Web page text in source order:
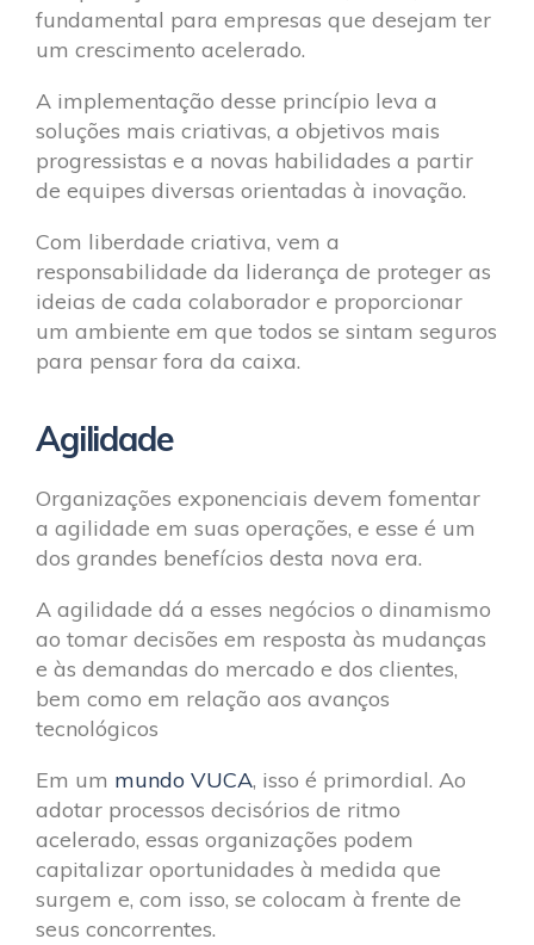
fundamental para empresas que desejam ter
um crescimento acelerado.
A implementação desse princípio leva a
soluções mais criativas, a objetivos mais
progressistas e a novas habilidades a partir
de equipes diversas orientadas à inovação.
Com liberdade criativa, vem a
responsabilidade da liderança de proteger as
ideias de cada colaborador e proporcionar
um ambiente em que todos se sintam seguros
para pensar fora da caixa.
Agilidade
Organizações exponenciais devem fomentar
a agilidade em suas operações, e esse é um
dos grandes benefícios desta nova era.
A agilidade dá a esses negócios o dinamismo
ao tomar decisões em resposta às mudanças
e às demandas do mercado e dos clientes,
bem como em relação aos avanços
tecnológicos
Em um mundo VUCA, isso é primordial. Ao
adotar processos decisórios de ritmo
acelerado, essas organizações podem
capitalizar oportunidades à medida que
surgem e, com isso, se colocam à frente de
seus concorrentes.